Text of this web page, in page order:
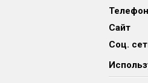
Телефон
Сайт
Соц.